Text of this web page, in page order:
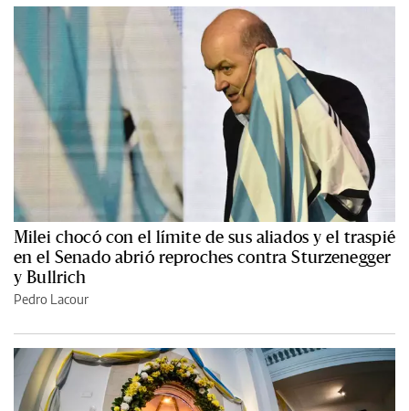
Milei chocó con el límite de sus aliados y el traspié
en el Senado abrió reproches contra Sturzenegger
y Bullrich
Pedro Lacour